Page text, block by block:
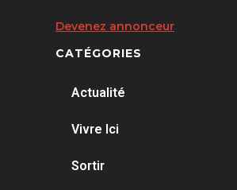
Devenez annonceur
CATÉGORIES
Actualité
Vivre Ici
Sortir